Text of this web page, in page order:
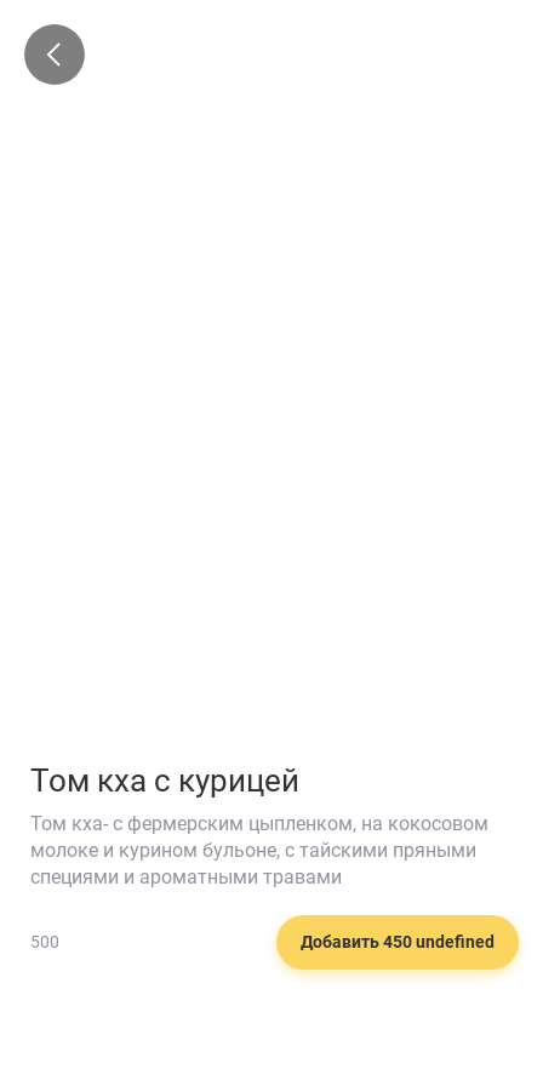
🌯
Том кха с курицей
Том кха- с фермерским цыпленком, на кокосовом
молоке и курином бульоне, с тайскими пряными
специями и ароматными травами
500 Добавить 450 undefined